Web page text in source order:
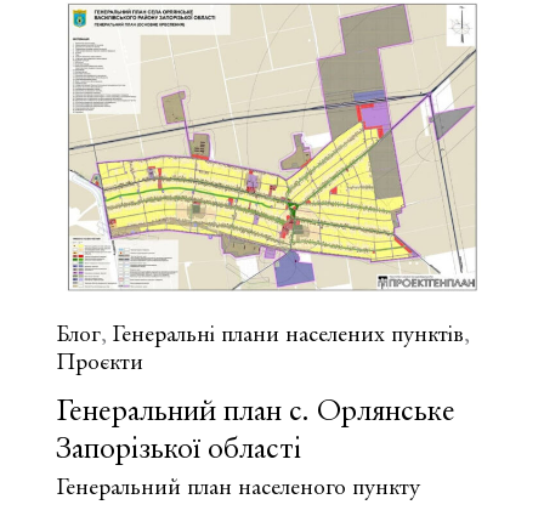
Гнідин
Бориспільського
району
Київської
області
Блог, Генеральні плани населених пунктів,
Проєкти
Генеральний план с. Орлянське
Запорізької області
Генеральний план населеного пункту